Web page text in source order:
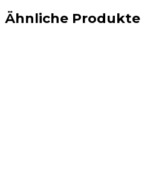
Ähnliche Produkte